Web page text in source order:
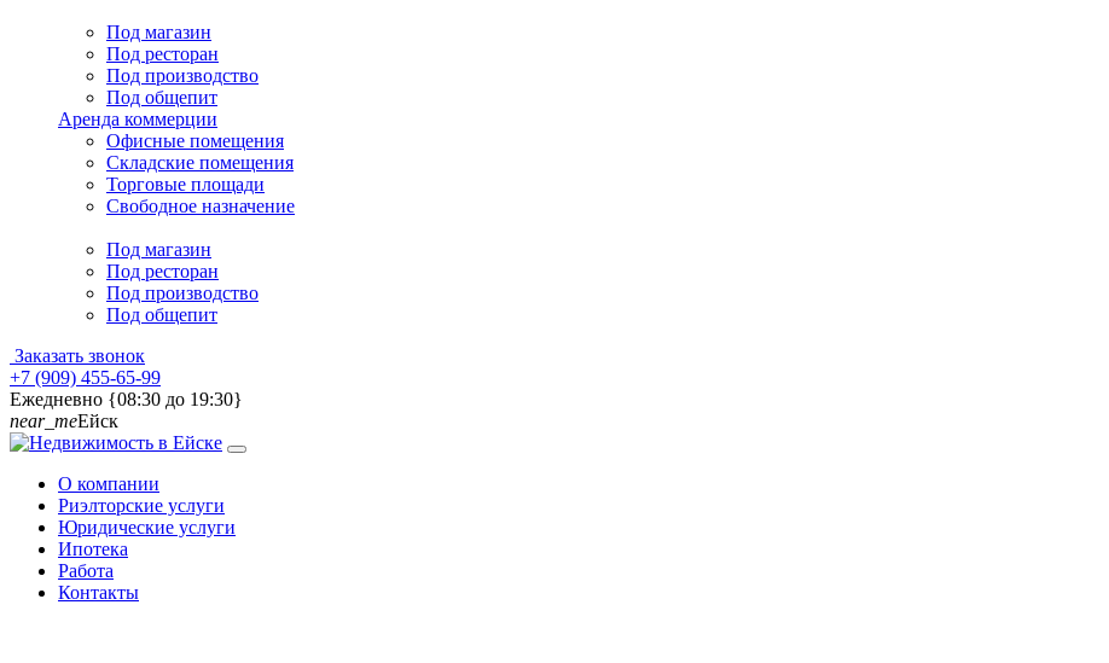
Под магазин
Под ресторан
Под производство
Под общепит
Аренда коммерции
Офисные помещения
Складские помещения
Торговые площади
Свободное назначение
Под магазин
Под ресторан
Под производство
Под общепит
Заказать звонок
+7 (909) 455-65-99
Ежедневно {08:30 до 19:30}
near_meЕйск
О компании
Риэлторские услуги
Юридические услуги
Ипотека
Работа
Контакты